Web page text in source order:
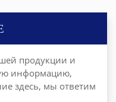
продукции и
информацию,
здесь, мы ответим